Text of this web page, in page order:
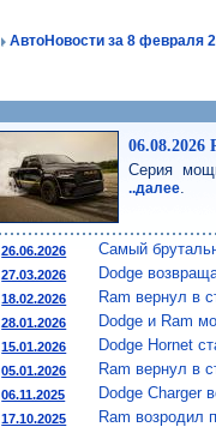
АвтоНовости за 8 февраля
06.08.2026
Серия
..далее
26.06.2026 Самый
27.03.2026 Dodge
18.02.2026 Ram вернул в
28.01.2026 Dodge и Ram
15.01.2026 Dodge Hornet
05.01.2026 Ram вернул в
06.11.2025 Dodge Charger
17.10.2025 Ram возродил